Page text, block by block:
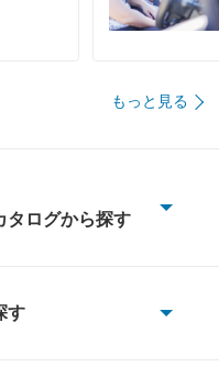
もっと見る
タログから探す
す